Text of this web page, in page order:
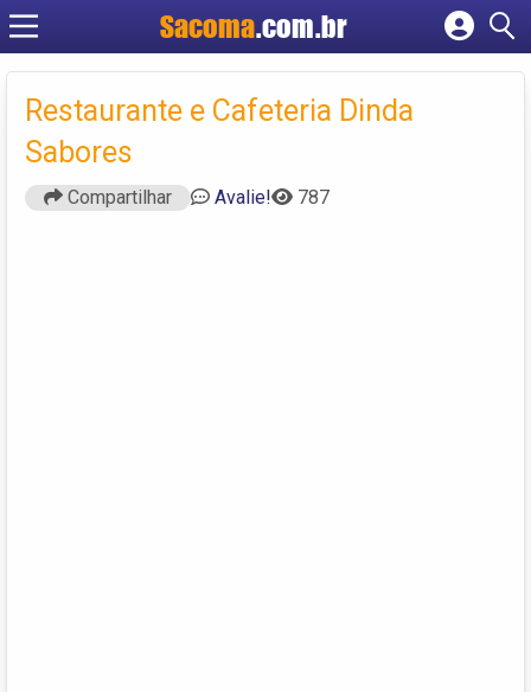
Sacoma.com.br
Cadastrar empresa
Fazer login
Criar conta
Restaurante e Cafeteria Dinda
Sabores
Compartilhar Avalie! 787